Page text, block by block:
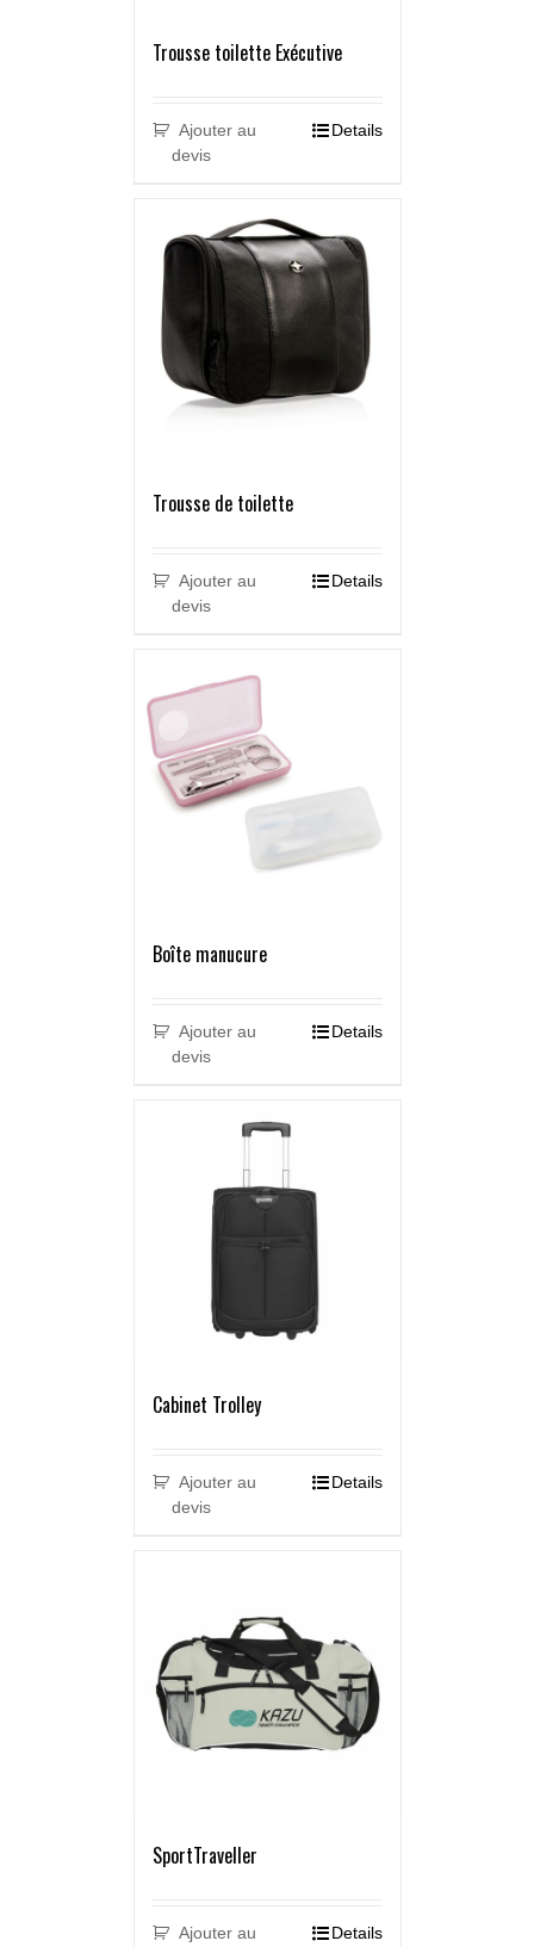
Trousse toilette Exécutive
Ajouter au
devis
Details
Trousse de toilette
Ajouter au
devis
Details
Boîte manucure
Ajouter au
devis
Details
Cabinet Trolley
Ajouter au
devis
Details
SportTraveller
Ajouter au
Details